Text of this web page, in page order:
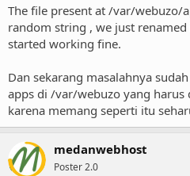
The file present at /var/webuzo/
random string , we just
started working fine.
Dan sekarang masalahnya
apps di /var/webuzo yang harus
karena memang seperti itu
medanwebhost
Poster 2.0